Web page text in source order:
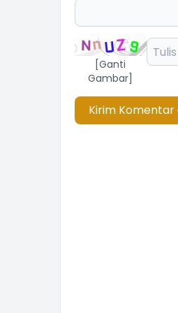
[Ganti
Gambar]
Kirim Komentar